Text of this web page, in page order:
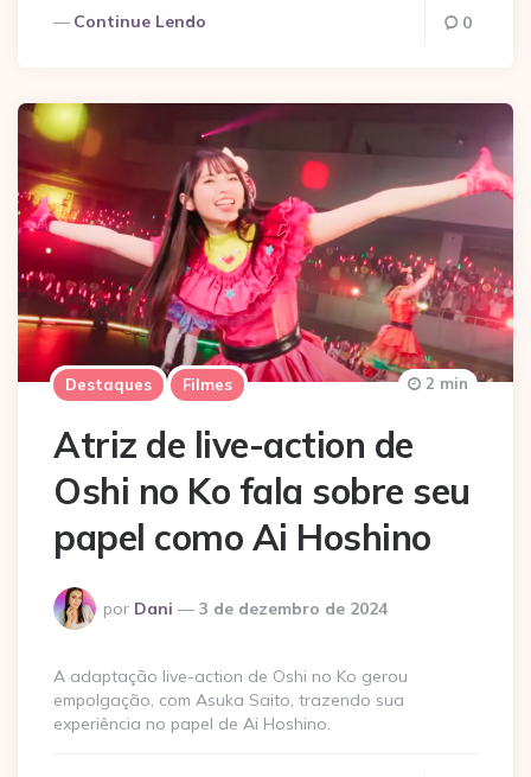
Continue Lendo 0
Destaques Filmes
Atriz de live-action de
Oshi no Ko fala sobre seu
papel como Ai Hoshino
Postado
por
por Dani 3 de dezembro de 2024
2 min
A adaptação live-action de Oshi no Ko gerou
empolgação, com Asuka Saito, trazendo sua
experiência no papel de Ai Hoshino.